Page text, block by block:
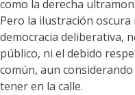
como la derecha
Pero la ilustración
democracia deliberativa,
público, ni el debido
común, aun
tener en la calle.